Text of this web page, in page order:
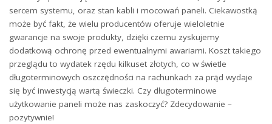
sercem systemu, oraz⁢ stan kabli i mocowań paneli. ⁣Ciekawostką
może być⁣ fakt, ⁤że‍ wielu producentów oferuje‌ wieloletnie‌
gwarancje ⁣na swoje produkty, dzięki czemu zyskujemy
dodatkową ochronę przed ewentualnymi awariami. Koszt takiego
przeglądu to wydatek rzędu kilkuset ⁤złotych, ​co w świetle
długoterminowych oszczędności na rachunkach ⁣za prąd wydaje
się być inwestycją ‌wartą świeczki. Czy długoterminowe
użytkowanie​ paneli może nas zaskoczyć? Zdecydowanie –
pozytywnie!